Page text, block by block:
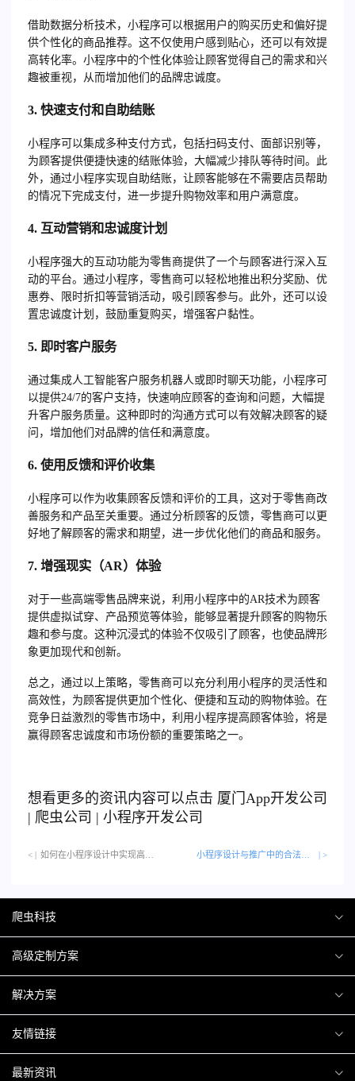
借助数据分析技术，小程序可以根据用户的购买历史和偏好提
供个性化的商品推荐。这不仅使用户感到贴心，还可以有效提
高转化率。小程序中的个性化体验让顾客觉得自己的需求和兴
趣被重视，从而增加他们的品牌忠诚度。
3. 快速支付和自助结账
小程序可以集成多种支付方式，包括扫码支付、面部识别等，
为顾客提供便捷快速的结账体验，大幅减少排队等待时间。此
外，通过小程序实现自助结账，让顾客能够在不需要店员帮助
的情况下完成支付，进一步提升购物效率和用户满意度。
4. 互动营销和忠诚度计划
小程序强大的互动功能为零售商提供了一个与顾客进行深入互
动的平台。通过小程序，零售商可以轻松地推出积分奖励、优
惠券、限时折扣等营销活动，吸引顾客参与。此外，还可以设
置忠诚度计划，鼓励重复购买，增强客户黏性。
5. 即时客户服务
通过集成人工智能客户服务机器人或即时聊天功能，小程序可
以提供24/7的客户支持，快速响应顾客的查询和问题，大幅提
升客户服务质量。这种即时的沟通方式可以有效解决顾客的疑
问，增加他们对品牌的信任和满意度。
6. 使用反馈和评价收集
小程序可以作为收集顾客反馈和评价的工具，这对于零售商改
善服务和产品至关重要。通过分析顾客的反馈，零售商可以更
好地了解顾客的需求和期望，进一步优化他们的商品和服务。
7. 增强现实（AR）体验
对于一些高端零售品牌来说，利用小程序中的AR技术为顾客
提供虚拟试穿、产品预览等体验，能够显著提升顾客的购物乐
趣和参与度。这种沉浸式的体验不仅吸引了顾客，也使品牌形
象更加现代和创新。
总之，通过以上策略，零售商可以充分利用小程序的灵活性和
高效性，为顾客提供更加个性化、便捷和互动的购物体验。在
竞争日益激烈的零售市场中，利用小程序提高顾客体验，将是
赢得顾客忠诚度和市场份额的重要策略之一。
想看更多的资讯内容可以点击 厦门 App开发公司
| 爬虫公司 | 小程序开发公司
< | | >
爬虫科技
爬虫案例
关于爬虫
高级定制方案
H5互动营销
微信小程序
解决方案
商城解决方案
商城会员积分商城解决方案
友情链接
厦门小程序开发
最新资讯